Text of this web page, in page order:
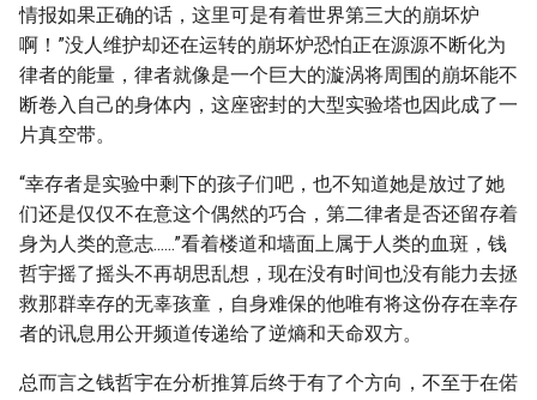
情报如果正确的话，这里可是有着世界第三大的崩坏炉
啊！”没人维护却还在运转的崩坏炉恐怕正在源源不断化为
律者的能量，律者就像是一个巨大的漩涡将周围的崩坏能不
断卷入自己的身体内，这座密封的大型实验塔也因此成了一
片真空带。
“幸存者是实验中剩下的孩子们吧，也不知道她是放过了她
们还是仅仅不在意这个偶然的巧合，第二律者是否还留存着
身为人类的意志......”看着楼道和墙面上属于人类的血斑，钱
哲宇摇了摇头不再胡思乱想，现在没有时间也没有能力去拯
救那群幸存的无辜孩童，自身难保的他唯有将这份存在幸存
者的讯息用公开频道传递给了逆熵和天命双方。
总而言之钱哲宇在分析推算后终于有了个方向，不至于在偌